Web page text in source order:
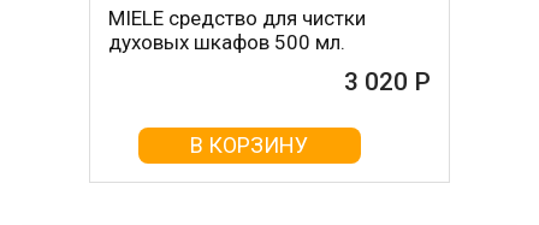
MIELE средство для чистки
духовых шкафов 500 мл.
3 020 Р
В КОРЗИНУ